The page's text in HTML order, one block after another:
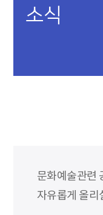
소식
문화예술관련
자유롭게 올리